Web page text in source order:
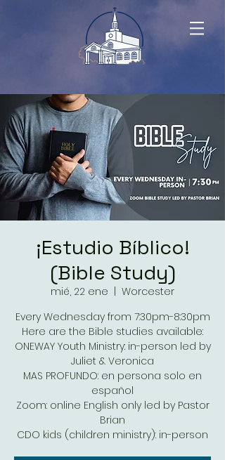
¡Estudio Bíblico!
(Bible Study)
mié, 22 ene
Worcester
Every Wednesday from 7:30pm-8:30pm
Here are the Bible studies available:
ONEWAY Youth Ministry: in-person led by
Juliet & Veronica
MAS PROFUNDO: en persona solo en
español
Zoom: online English only led by Pastor
Brian